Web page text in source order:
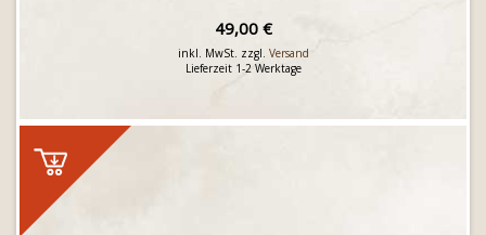
49,00 €
inkl. MwSt. zzgl. Versand
Lieferzeit 1-2 Werktage